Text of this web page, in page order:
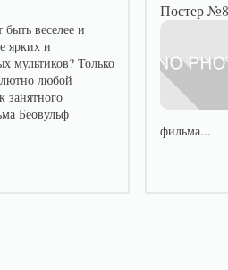
веселее и
ярких и
мультиков? Только
любой
занятного
Беовульф
Постер
фильма...